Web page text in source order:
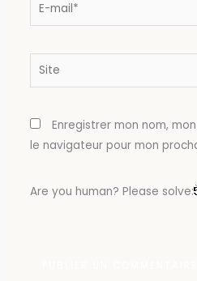
Site
Enregistrer mon nom,
le navigateur pour mon
Are you human? Please solve: